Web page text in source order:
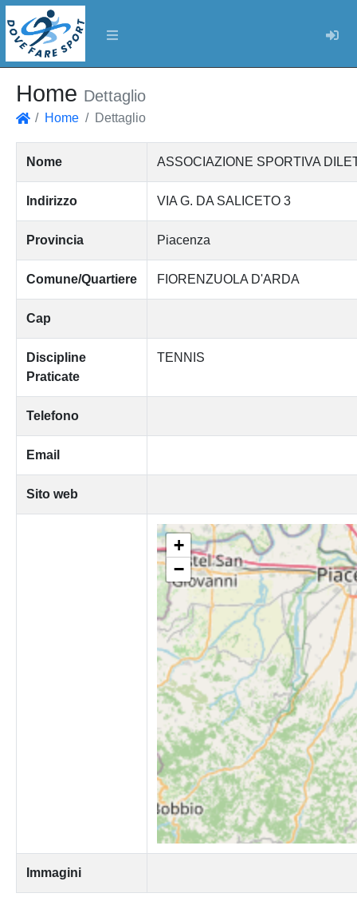
Home Dettaglio
Home Dettaglio
Nome ASSOCIAZIONE SPORTIVA
Indirizzo VIA G. DA SALICETO 3
Provincia Piacenza
Comune/Quartiere FIORENZUOLA D'ARDA
Cap
Discipline
Praticate
TENNIS
Telefono
Email
Sito web
+
−
Immagini